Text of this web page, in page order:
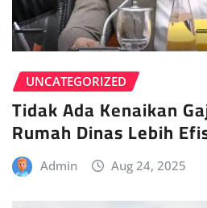
UNCATEGORIZED
Tidak Ada Kenaikan
Rumah Dinas Lebih
Admin Aug 24, 2025